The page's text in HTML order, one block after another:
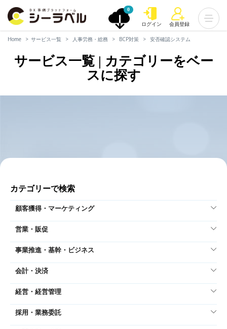
0
ログイン 会員登録
Home サービス一覧 人事労務・総務 BCP対策 安否確認システム
サービス一覧 | カテゴリーをベー
スに探す
カテゴリーで検索
顧客獲得・マーケティング
営業・販促
事業推進・基幹・ビジネス
会計・決済
経営・経営管理
採用・業務委託